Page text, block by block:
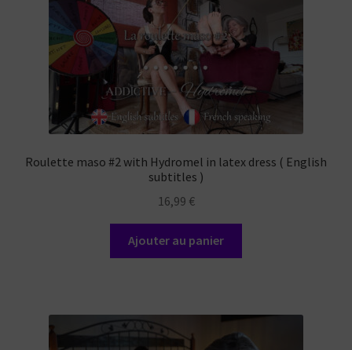
Roulette maso #2 with Hydromel in latex dress ( English
subtitles )
16,99 €
Ajouter au panier